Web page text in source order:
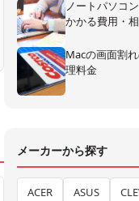
ノートパソコ
かかる費用・
Macの画面割
理料金
メーカーから探す
ACER ASUS